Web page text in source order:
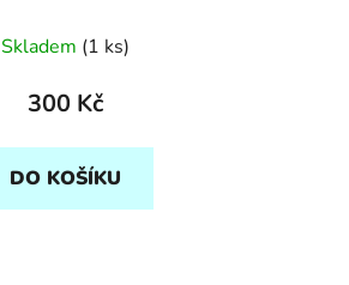
Skladem (1 ks)
300 Kč
DO KOŠÍKU